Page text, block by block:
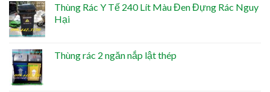
Thùng Rác Y Tế 240 Lít Màu Đen Đựng Rác Nguy
Hại
Thùng rác 2 ngăn nắp lật thép